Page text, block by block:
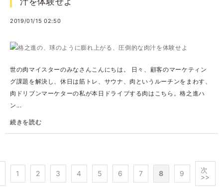
2019/01/15 02:50
世の肉マイスターのみなさんこんにちは。 日々、顧客のマーケティン
グ課題を解決し、休日は筋トレ、サウナ、肉というルーチンをまわす、
肉ドリブンマーケターの私が本日ドライブする肉はこちら。格之進ハ
ン...
続きを読む
1 2 3 4 5 6 7 8 9
次
>>